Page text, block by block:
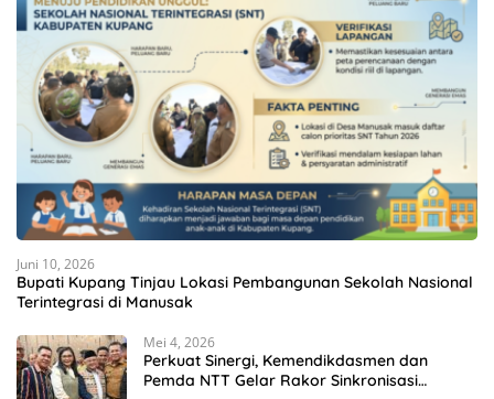
Juni 10, 2026
Bupati Kupang Tinjau Lokasi Pembangunan Sekolah Nasional
Terintegrasi di Manusak
Mei 4, 2026
Perkuat Sinergi, Kemendikdasmen dan
Pemda NTT Gelar Rakor Sinkronisasi